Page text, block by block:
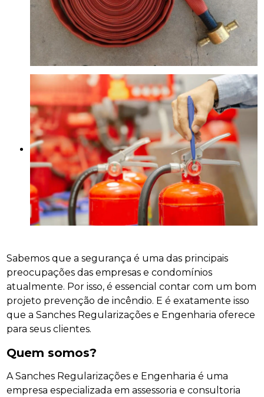
Sabemos que a segurança é uma das principais
preocupações das empresas e condomínios
atualmente. Por isso, é essencial contar com um bom
projeto prevenção de incêndio. E é exatamente isso
que a Sanches Regularizações e Engenharia oferece
para seus clientes.
Quem somos?
A Sanches Regularizações e Engenharia é uma
empresa especializada em assessoria e consultoria